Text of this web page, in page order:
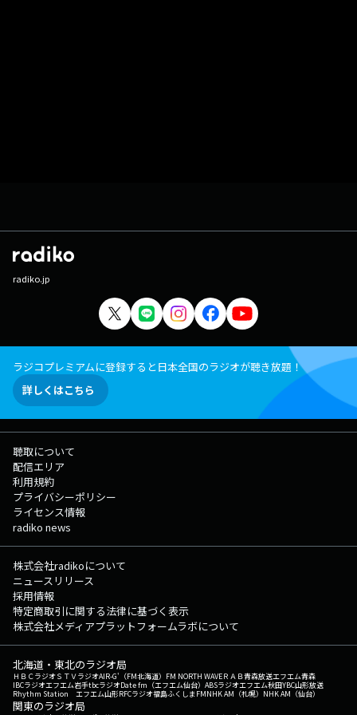
radiko.jp
ラジコプレミアムに登録すると日本全国のラジオが聴き放題！
詳しくはこちら
聴取について
配信エリア
利用規約
プライバシーポリシー
ライセンス情報
radiko news
株式会社radikoについて
ニュースリリース
採用情報
特定商取引に関する法律に基づく表示
株式会社メディアプラットフォームラボについて
北海道・東北のラジオ局
ＨＢＣラジオＳＴＶラジオAIR-G'（FM北海道） FM NORTH WAVEＲＡＢ青森放送エフエム青森
IBCラジオエフエム岩手tbcラジオDate fm（エフエム仙台） ABSラジオエフエム秋田YBC山形放送
Rhythm Station エフエム山形RFCラジオ福島ふくしまFMNHK AM（札幌） NHK AM（仙台）
関東のラジオ局